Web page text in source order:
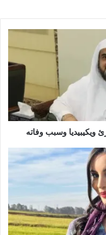
ويكيبيديا وسبب وفاته